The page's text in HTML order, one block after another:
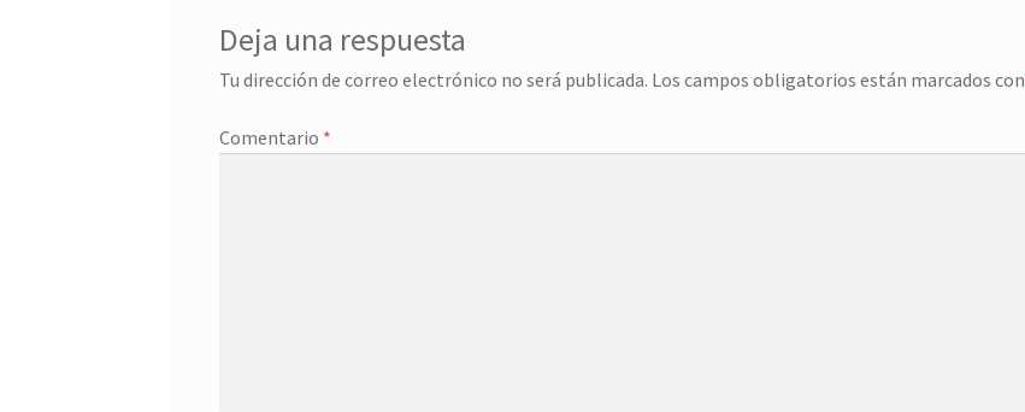
Deja una respuesta
Tu dirección de correo electrónico no será publicada. Los campos obligatorios están marcados con
Comentario *